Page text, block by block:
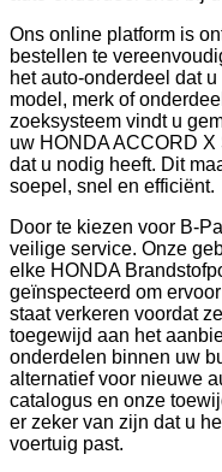
Ons online platform is
bestellen te
het auto-onderdeel dat
model, merk of
zoeksysteem vindt u
uw HONDA ACCORD
dat u nodig heeft. Dit
soepel, snel en efficiënt.
Door te kiezen voor B-
veilige service. Onze
elke HONDA
geïnspecteerd om
staat verkeren voordat
toegewijd aan het
onderdelen binnen uw
alternatief voor nieuwe
catalogus en onze
er zeker van zijn dat u
voertuig past.